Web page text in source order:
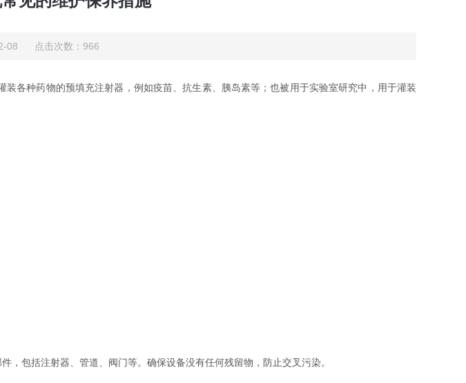
08 点击次数：966
各种药物的预填充注射器，例如疫苗、抗生素、胰岛素等；也被用于实验室研究中，用于灌装
包括注射器、管道、阀门等。确保设备没有任何残留物，防止交叉污染。